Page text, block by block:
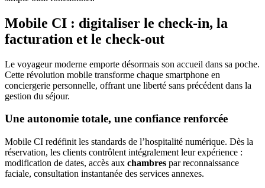
Mobile CI : digitaliser le check-in, la
facturation et le check-out
Le voyageur moderne emporte désormais son accueil dans sa poche.
Cette révolution mobile transforme chaque smartphone en
conciergerie personnelle, offrant une liberté sans précédent dans la
gestion du séjour.
Une autonomie totale, une confiance renforcée
Mobile CI redéfinit les standards de l’hospitalité numérique. Dès la
réservation, les clients contrôlent intégralement leur expérience :
modification de dates, accès aux chambres par reconnaissance
faciale, consultation instantanée des services annexes.